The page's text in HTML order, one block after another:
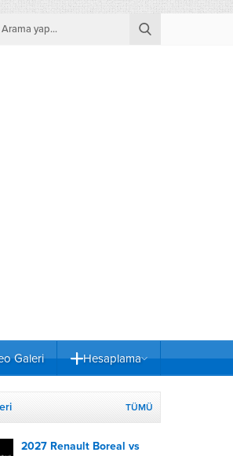
Galeri Hesaplama
TÜMÜ
2027 Renault Boreal vs